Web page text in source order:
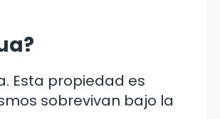
Esta propiedad es
sobrevivan bajo la